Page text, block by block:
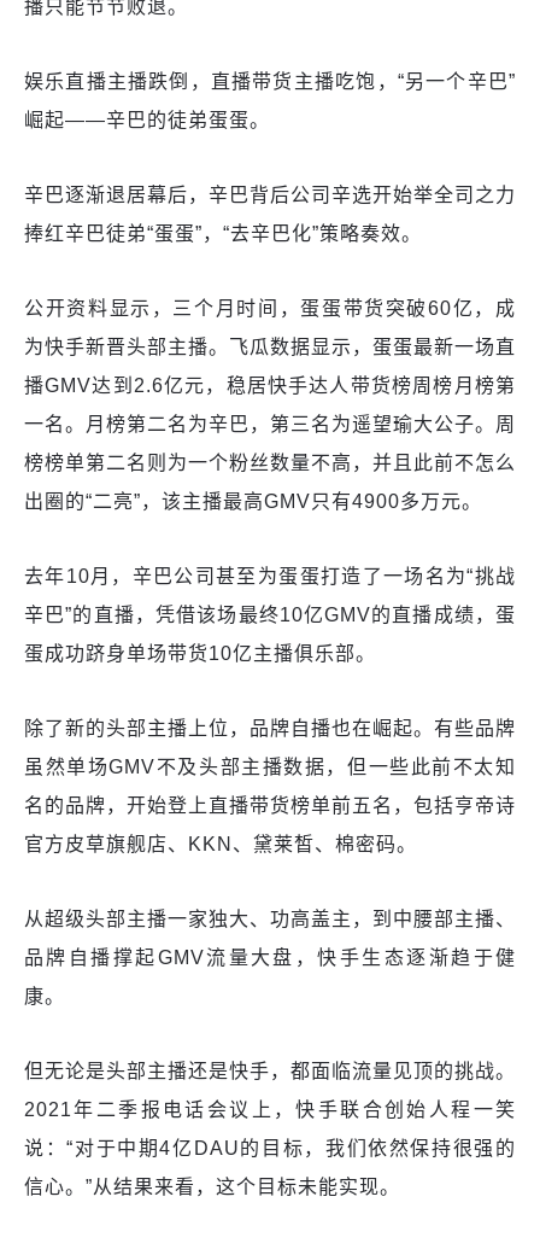
播只能节节败退。
娱乐直播主播跌倒，直播带货主播吃饱，“另一个辛巴”
崛起——辛巴的徒弟蛋蛋。
辛巴逐渐退居幕后，辛巴背后公司辛选开始举全司之力
捧红辛巴徒弟“蛋蛋”，“去辛巴化”策略奏效。
公开资料显示，三个月时间，蛋蛋带货突破60亿，成
为快手新晋头部主播。飞瓜数据显示，蛋蛋最新一场直
播GMV达到2.6亿元，稳居快手达人带货榜周榜月榜第
一名。月榜第二名为辛巴，第三名为遥望瑜大公子。周
榜榜单第二名则为一个粉丝数量不高，并且此前不怎么
出圈的“二亮”，该主播最高GMV只有4900多万元。
去年10月，辛巴公司甚至为蛋蛋打造了一场名为“挑战
辛巴”的直播，凭借该场最终10亿GMV的直播成绩，蛋
蛋成功跻身单场带货10亿主播俱乐部。
除了新的头部主播上位，品牌自播也在崛起。有些品牌
虽然单场GMV不及头部主播数据，但一些此前不太知
名的品牌，开始登上直播带货榜单前五名，包括亨帝诗
官方皮草旗舰店、KKN、黛莱皙、棉密码。
从超级头部主播一家独大、功高盖主，到中腰部主播、
品牌自播撑起GMV流量大盘，快手生态逐渐趋于健
康。
但无论是头部主播还是快手，都面临流量见顶的挑战。
2021年二季报电话会议上，快手联合创始人程一笑
说：“对于中期4亿DAU的目标，我们依然保持很强的
信心。”从结果来看，这个目标未能实现。